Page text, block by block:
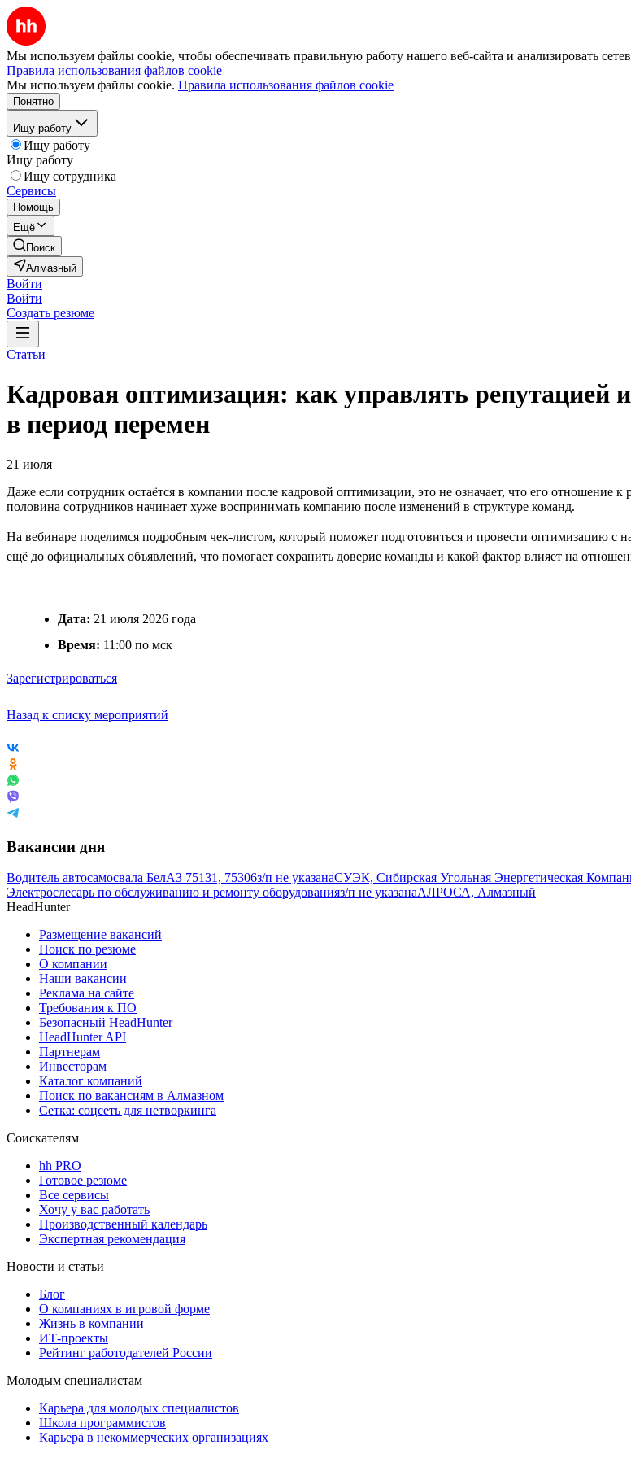
Мы используем файлы cookie, чтобы обеспечивать правильную работу нашего веб-сайта и анализировать
Правила использования файлов cookie
Мы используем файлы cookie. Правила использования файлов cookie
Понятно
Ищу работу
Ищу работу
Ищу работу
Ищу сотрудника
Сервисы
Помощь
Ещё
Поиск
Алмазный
Войти
Войти
Создать резюме
Статьи
Кадровая оптимизация: как управлять репутацией
в период перемен
21 июля
Даже если сотрудник остаётся в компании после кадровой оптимизации, это не означает, что его
половина сотрудников начинает хуже воспринимать компанию после изменений в структуре команд.
На вебинаре поделимся подробным чек-листом, который поможет подготовиться и провести оптимизацию с
ещё до официальных объявлений, что помогает сохранить доверие команды и какой фактор влияет на
Дата: 21 июля 2026 года
Время: 11:00 по мск
Зарегистрироваться
Назад к списку мероприятий
Вакансии дня
Водитель автосамосвала БелАЗ 75131, 75306з/п не указанаСУЭК, Сибирская Угольная Энергетическая
Электрослесарь по обслуживанию и ремонту оборудованияз/п не указанаАЛРОСА, Алмазный
HeadHunter
Размещение вакансий
Поиск по резюме
О компании
Наши вакансии
Реклама на сайте
Требования к ПО
Безопасный HeadHunter
HeadHunter API
Партнерам
Инвесторам
Каталог компаний
Поиск по вакансиям в Алмазном
Сетка: соцсеть для нетворкинга
Соискателям
hh PRO
Готовое резюме
Все сервисы
Хочу у вас работать
Производственный календарь
Экспертная рекомендация
Новости и статьи
Блог
О компаниях в игровой форме
Жизнь в компании
ИТ-проекты
Рейтинг работодателей России
Молодым специалистам
Карьера для молодых специалистов
Школа программистов
Карьера в некоммерческих организациях